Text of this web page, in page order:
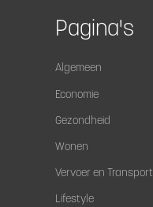
Pagina's
Algemeen
Economie
Gezondheid
Wonen
Vervoer en Transport
Lifestyle